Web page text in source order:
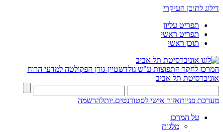
דילוג לתוכן העיקרי
תפריט עליון
תפריט ראשי
תוכן ראשי
המרכז לחקר התפוצות ע"ש גולדשטיין-גורן הפקולטה למדעי הרוח
אוניברסיטת תל אביב
מערכת פניותאזור אישי לסטודנטים.יותלהרשמה
על המרכז
מלגות